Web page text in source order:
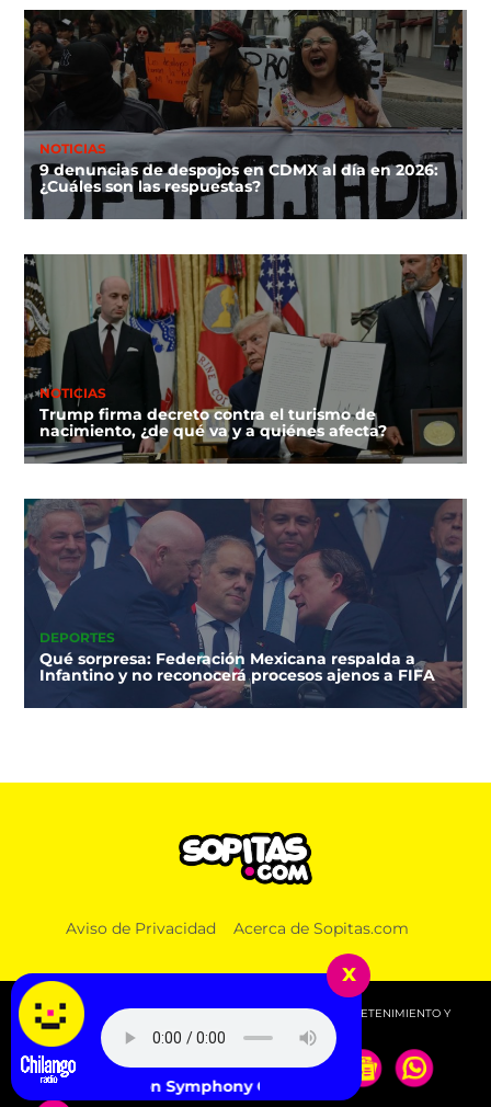
NOTICIAS
9 denuncias de despojos en CDMX al día en 2026:
¿Cuáles son las respuestas?
NOTICIAS
Trump firma decreto contra el turismo de
nacimiento, ¿de qué va y a quiénes afecta?
DEPORTES
Qué sorpresa: Federación Mexicana respalda a
Infantino y no reconocerá procesos ajenos a FIFA
Aviso de Privacidad Acerca de Sopitas.com
© 2026 SOPITAS.COM - MÚSICA, NOTICIAS, DEPORTES, ENTRETENIMIENTO Y
MÁS!.
x
London Symphony Orchestra - 3. Scherzo. Pizzicato